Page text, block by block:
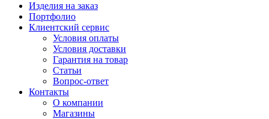
Изделия на заказ
Портфолио
Клиентский сервис
Условия оплаты
Условия доставки
Гарантия на товар
Статьи
Вопрос-ответ
Контакты
О компании
Магазины